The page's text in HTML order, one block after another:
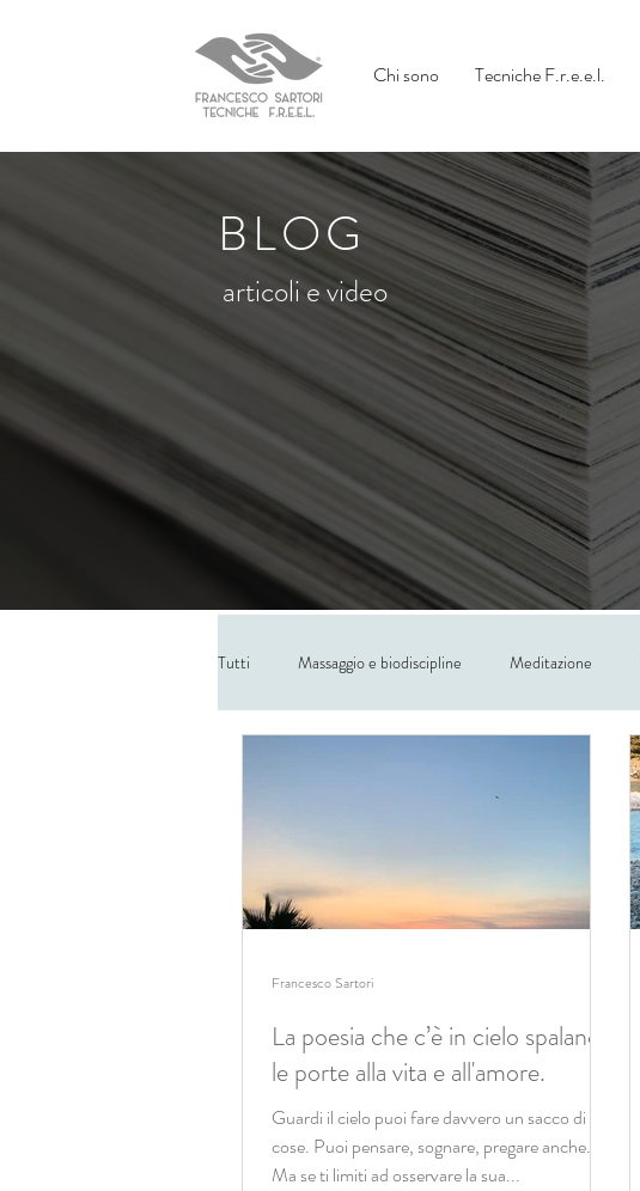
Chi sono Tecniche F.r.e.e.l.
BLOG
articoli e video
Tutti Massaggio e biodiscipline Meditazione
La poesia che c’è in cielo spalanca
le porte alla vita e all'amore.
Guardi il cielo puoi fare davvero un sacco di
cose. Puoi pensare, sognare, pregare anche.
Ma se ti limiti ad osservare la sua...
Francesco Sartori